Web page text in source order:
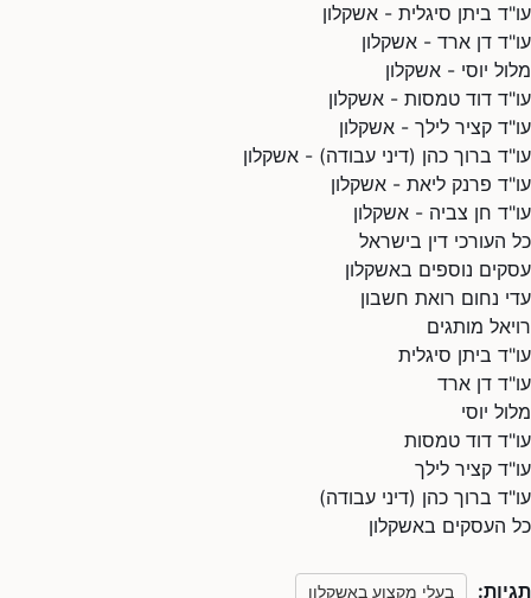
עו"ד ביתן סיגלית - אשקלון
עו"ד דן ארד - אשקלון
מלול יוסי - אשקלון
עו"ד דוד טמסות - אשקלון
עו"ד קציר לילך - אשקלון
עו"ד ברוך כהן (דיני עבודה) - אשקלון
עו"ד פרנק ליאת - אשקלון
עו"ד חן צביה - אשקלון
כל העורכי דין בישראל
עסקים נוספים באשקלון
עדי נחום רואת חשבון
רויאל מותגים
עו"ד ביתן סיגלית
עו"ד דן ארד
מלול יוסי
עו"ד דוד טמסות
עו"ד קציר לילך
עו"ד ברוך כהן (דיני עבודה)
כל העסקים באשקלון
תגיות: בעלי מקצוע באשקלון